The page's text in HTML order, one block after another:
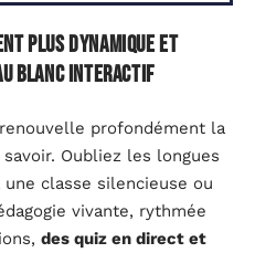
plus dynamique et
blanc interactif
profondément la
Oubliez les longues
classe silencieuse ou
vivante, rythmée
des quiz en direct et